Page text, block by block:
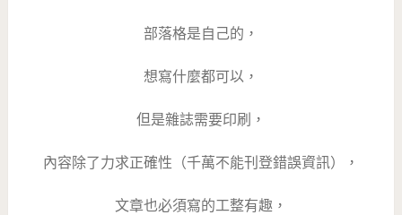
部落格是自己的，
想寫什麼都可以，
但是雜誌需要印刷，
內容除了力求正確性（千萬不能刊登錯誤資訊），
文章也必須寫的工整有趣，